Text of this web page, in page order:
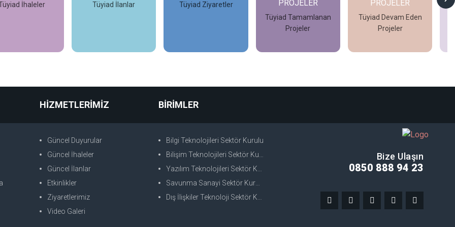
İhaleler Tüyiad İlanlar Tüyiad Ziyaretler
PROJELER
Tüyiad Tamamlanan
Projeler
İncele
PROJELER
Tüyiad Devam Eden
Projeler
İncele
HİZMETLERİMİZ
Güncel Duyurular
Güncel İhaleler
Güncel İlanlar
Etkinlikler
Ziyaretlerimiz
Video Galeri
BİRİMLER
Bilgi Teknolojileri Sektör Kurulu
Bilişim Teknolojileri Sektör Kurulu
Yazılım Teknolojileri Sektör Kurulu
Savunma Sanayi Sektör Kurulu
Dış İlişkiler Teknoloji Sektör Kurulu
Bize Ulaşın
0850 888 94 23